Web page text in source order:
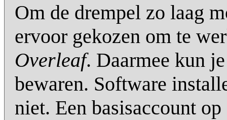
Om de drempel zo laag
ervoor gekozen om te
Overleaf. Daarmee kun
bewaren. Software
niet. Een basisaccount